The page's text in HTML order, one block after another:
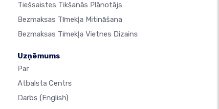
Tiešsaistes Tikšanās Plānotājs
Bezmaksas Tīmekļa Mitināšana
Bezmaksas Tīmekļa Vietnes Dizains
Uzņēmums
Par
Atbalsta Centrs
Darbs (English)